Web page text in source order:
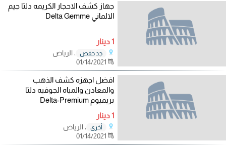
جهاز كشف الاحجار الكريمه دلتا جيم
الالماني Delta Gemme
1 دينار
جد حفص
، الرياض
افضل اجهزه كشف الذهب
والمعادن والمياه الجوفيه دلتا
بريميوم Delta-Premium
1 دينار
أخرى
، الرياض